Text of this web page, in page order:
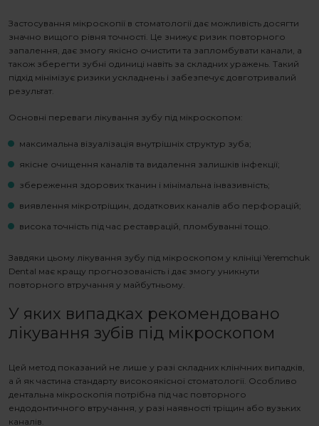
Застосування мікроскопії в стоматології дає можливість досягти
значно вищого рівня точності. Це знижує ризик повторного
запалення, дає змогу якісно очистити та запломбувати канали, а
також зберегти зубні одиниці навіть за складних уражень. Такий
підхід мінімізує ризики ускладнень і забезпечує довготривалий
результат.
Основні переваги лікування зубу під мікроскопом:
максимальна візуалізація внутрішніх структур зуба;
якісне очищення каналів та видалення залишків інфекції;
збереження здорових тканин і мінімальна інвазивність;
виявлення мікротріщин, додаткових каналів або перфорацій;
висока точність під час реставрацій, пломбуванні тощо.
Завдяки цьому лікування зубу під мікроскопом у клініці Yeremchuk
Dental має кращу прогнозованість і дає змогу уникнути
повторного втручання у майбутньому.
У яких випадках рекомендовано
лікування зубів під мікроскопом
Цей метод показаний не лише у разі складних клінічних випадків,
а й як частина стандарту високоякісної стоматології. Особливо
дентальна мікроскопія потрібна під час повторного
ендодонтичного втручання, у разі наявності тріщин або вузьких
каналів.